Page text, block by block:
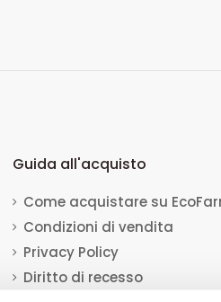
Guida all'acquisto
Come acquistare su
Condizioni di vendita
Privacy Policy
Diritto di recesso